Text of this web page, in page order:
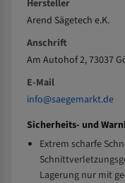
Hersteller
Arend Sägetech e.K.
Anschrift
Am Autohof 2, 73037
E-Mail
info@saegemarkt.de
Sicherheits- und
Extrem scharfe
Lagerung nur mit